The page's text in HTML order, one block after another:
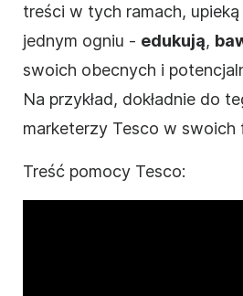
treści w tych ramach,
jednym ogniu - edukują,
swoich obecnych i
Na przykład, dokładnie do
marketerzy Tesco w swoich
Treść pomocy Tesco: